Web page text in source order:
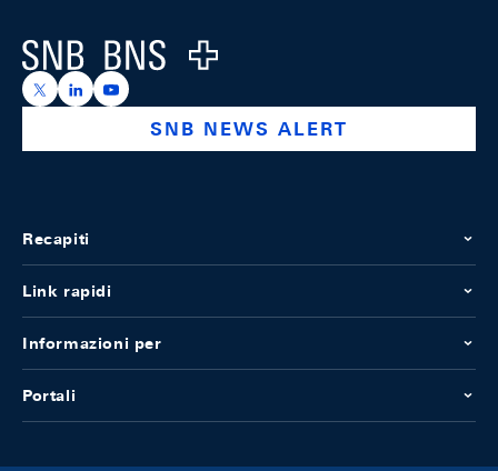
Logo
https://x.com/snb_bns
https://ch.linkedin.com/company/swiss-national-
https://www.youtube.com/@swissnationalbank
SNB NEWS ALERT
Recapiti
Link rapidi
Informazioni per
Portali